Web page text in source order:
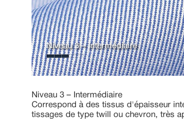
Niveau 3 – Intermédiaire
Niveau 3 – Intermédiaire
Correspond à des tissus d'épaisseur
tissages de type twill ou chevron, très